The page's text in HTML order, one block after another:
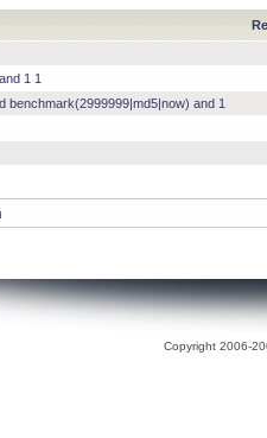
1 1
benchmark(2999999|md5|now) and 1
Copyright 2006-